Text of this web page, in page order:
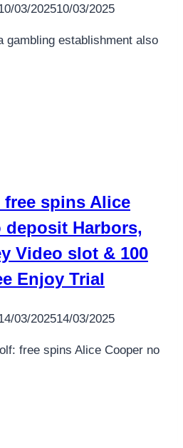
03/202510/03/2025
gambling establishment also
spins Alice
deposit Harbors,
Video slot & 100
Enjoy Trial
03/202514/03/2025
free spins Alice Cooper no